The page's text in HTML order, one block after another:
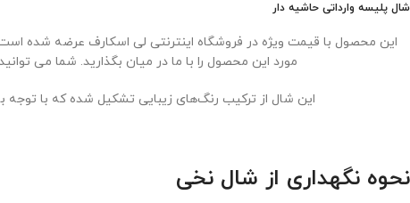
شال پلیسه وارداتی حاشیه دار
این محصول با قیمت ویژه در فروشگاه اینترنتی لی اسکارف عرضه شده
مورد این محصول را با ما در میان بگذارید. شما می
این شال از ترکیب رنگ‌های زیبایی تشکیل شده که با
نحوه نگهداری از شال نخی